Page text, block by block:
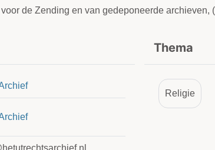
de Zending en van gedeponeerde archieven,
Thema
Religie